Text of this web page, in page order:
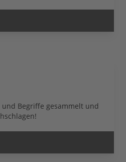
Begriffe gesammelt und